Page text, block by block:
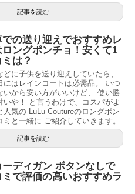
記事を読む
の送り迎えでおすすめレ
ングポンチョ！安くて1
は？
に子供を送り迎えしていたら、
にはレインコートは必需品。 いつ
いから安い方がいいけど、 使い勝
いや！ と言うわけで、コスパがよ
人気の LuLu Coutureのロングポン
と一緒に ご紹介していきます。
記事を読む
ディガン ボタンなしで
で評価の高いおすすめラ